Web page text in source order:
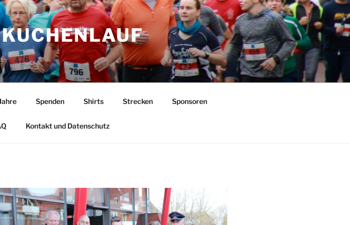
Spenden Shirts Strecken Sponsoren
Kontakt und Datenschutz